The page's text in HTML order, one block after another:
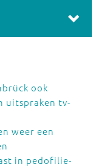
ook
uitspraken tv-
weer een
in pedofilie-